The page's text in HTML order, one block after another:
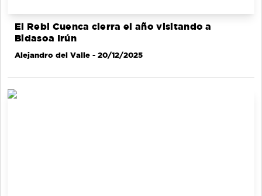
El Rebi Cuenca cierra el año visitando a
Bidasoa Irún
Alejandro del Valle - 20/12/2025